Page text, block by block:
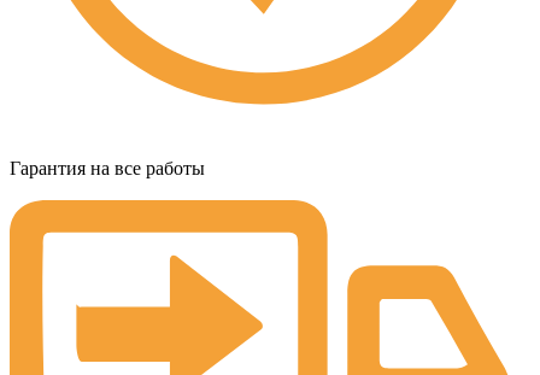
Гарантия на все работы